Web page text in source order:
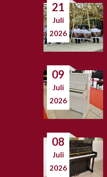
21
Juli
2026
09
Juli
2026
08
Juli
2026